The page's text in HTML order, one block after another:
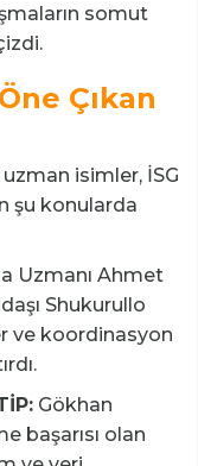
somut
Çıkan
isimler, İSG
şu konularda
Uzmanı Ahmet
Shukurullo
ve koordinasyon
Gökhan
başarısı olan